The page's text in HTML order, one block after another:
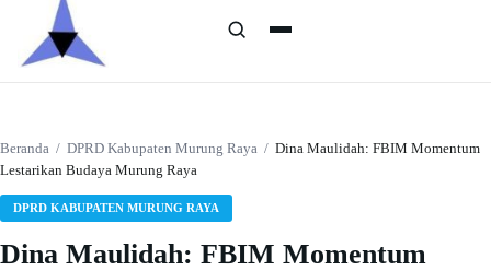
Beranda / DPRD Kabupaten Murung Raya / Dina Maulidah: FBIM Momentum
Lestarikan Budaya Murung Raya
DPRD KABUPATEN MURUNG RAYA
Dina Maulidah: FBIM Momentum